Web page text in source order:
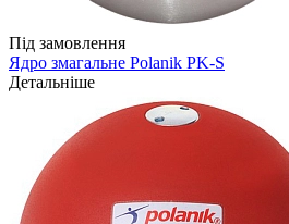
Під замовлення
Ядро змагальне Polanik PK-S
Детальніше